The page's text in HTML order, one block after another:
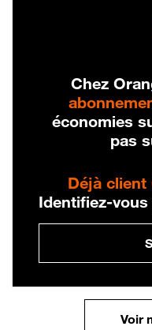
Chez
économies
pas
Déjà client
Identifiez-
Voir